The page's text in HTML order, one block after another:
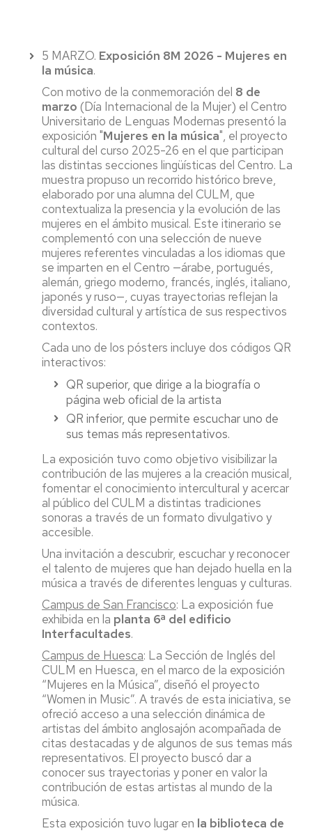
5 MARZO. Exposición 8M 2026 - Mujeres en
la música.
Con motivo de la conmemoración del 8 de
marzo (Día Internacional de la Mujer) el Centro
Universitario de Lenguas Modernas presentó la
exposición "Mujeres en la música", el proyecto
cultural del curso 2025-26 en el que participan
las distintas secciones lingüísticas del Centro. La
muestra propuso un recorrido histórico breve,
elaborado por una alumna del CULM, que
contextualiza la presencia y la evolución de las
mujeres en el ámbito musical. Este itinerario se
complementó con una selección de nueve
mujeres referentes vinculadas a los idiomas que
se imparten en el Centro —árabe, portugués,
alemán, griego moderno, francés, inglés, italiano,
japonés y ruso—, cuyas trayectorias reflejan la
diversidad cultural y artística de sus respectivos
contextos.
Cada uno de los pósters incluye dos códigos QR
interactivos:
QR superior, que dirige a la biografía o
página web oficial de la artista
QR inferior, que permite escuchar uno de
sus temas más representativos.
La exposición tuvo como objetivo visibilizar la
contribución de las mujeres a la creación musical,
fomentar el conocimiento intercultural y acercar
al público del CULM a distintas tradiciones
sonoras a través de un formato divulgativo y
accesible.
Una invitación a descubrir, escuchar y reconocer
el talento de mujeres que han dejado huella en la
música a través de diferentes lenguas y culturas.
Campus de San Francisco: La exposición fue
exhibida en la planta 6ª del edificio
Interfacultades.
Campus de Huesca: La Sección de Inglés del
CULM en Huesca, en el marco de la exposición
“Mujeres en la Música”, diseñó el proyecto
“Women in Music”. A través de esta iniciativa, se
ofreció acceso a una selección dinámica de
artistas del ámbito anglosajón acompañada de
citas destacadas y de algunos de sus temas más
representativos. El proyecto buscó dar a
conocer sus trayectorias y poner en valor la
contribución de estas artistas al mundo de la
música.
Esta exposición tuvo lugar en la biblioteca de